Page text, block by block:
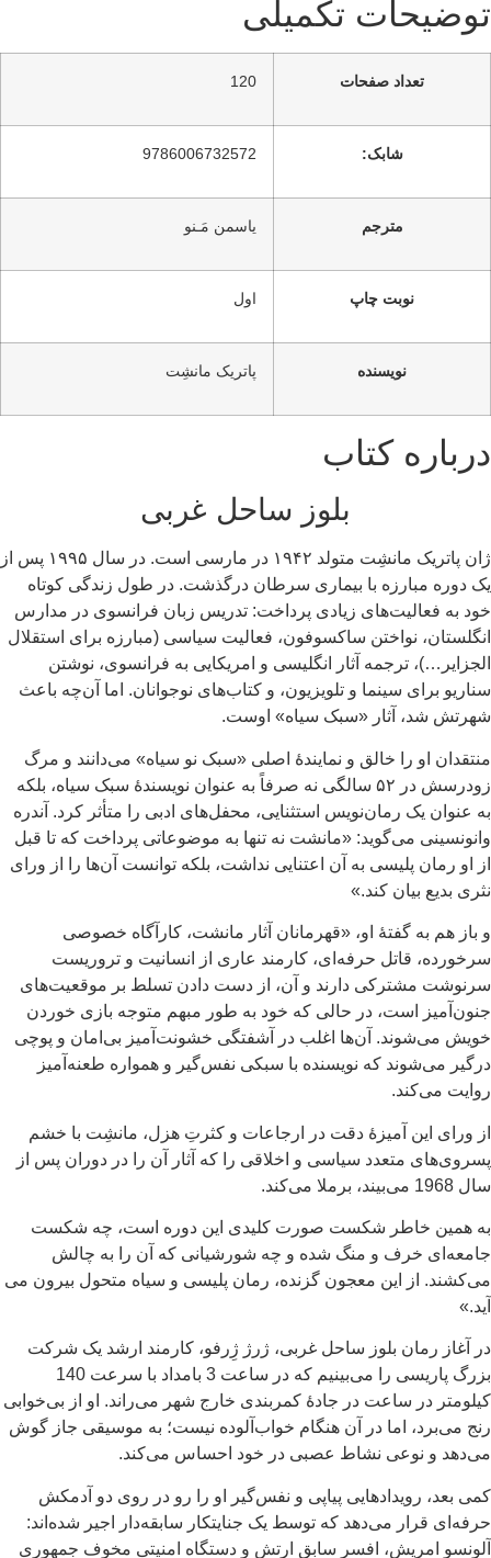
توضیحات تکمیلی
تعداد صفحات 120
شابک: 9786006732572
مترجم یاسمن مَـنو
نوبت چاپ اول
نویسنده پاتریک مانشِت
درباره کتاب
بلوز ساحل غربی
ژان پاتریک مانشِت متولد ۱۹۴۲ در مارسی است. در سال ۱۹۹۵ پس از
یک دوره مبارزه با بیماری سرطان درگذشت. در طول زندگی کوتاه
خود به فعالیت‌های زیادی پرداخت: تدریس زبان فرانسوی در مدارس
انگلستان، نواختن ساکسوفون، فعالیت سیاسی (مبارزه برای استقلال
الجزایر…)، ترجمه آثار انگلیسی و امریکایی به فرانسوی، نوشتن
سناریو برای سینما و تلویزیون، و کتاب‌های نوجوانان. اما آن‌چه باعث
شهرتش شد، آثار «سبک سیاه» اوست.
منتقدان او را خالق و نمایندۀ اصلی «سبک نو سیاه» می‌دانند و مرگ
زودرسش در ۵۲ سالگی نه صرفاً به عنوان نویسندۀ سبک سیاه، بلکه
به عنوان یک رمان‌نویس استثنایی، محفل‌های ادبی را متأثر کرد. آندره
وانونسینی می‌گوید: «مانشت نه تنها به موضوعاتی پرداخت که تا قبل
از او رمان پلیسی به آن اعتنایی نداشت، بلکه توانست آن‌ها را از ورای
نثری بدیع بیان کند.»
و باز هم به گفتۀ او، «قهرمانان آثار مانشت، کارآگاه خصوصی
سرخورده، قاتل حرفه‌ای، کارمند عاری از انسانیت و تروریست
سرنوشت مشترکی دارند و آن، از دست دادن تسلط بر موقعیت‌های
جنون‌آمیز است، در حالی که خود به طور مبهم متوجه بازی خوردن
خویش می‌شوند. آن‌ها اغلب در آشفتگی خشونت‌آمیز بی‌امان و پوچی
درگیر می‌شوند که نویسنده با سبکی نفس‌گیر و همواره طعنه‌آمیز
روایت می‌کند.
از ورای این آمیزۀ دقت در ارجاعات و کثرتِ هزل، مانشِت با خشم
پسروی‌های متعدد سیاسی و اخلاقی را که آثار آن را در دوران پس از
سال 1968 می‌بیند، برملا می‌کند.
به همین خاطر شکست صورت کلیدی این دوره است، چه شکست
جامعه‌ای خرف و منگ شده و چه شورشیانی که آن را به چالش
می‌کشند. از این معجون گزنده، رمان پلیسی و سیاه متحول بیرون می
آید.»
در آغاز رمان بلوز ساحل غربی، ژرژ ژِرفو، کارمند ارشد یک شرکت
بزرگ پاریسی را می‌بینیم که در ساعت 3 بامداد با سرعت 140
کیلومتر در ساعت در جادۀ کمربندی خارج شهر می‌راند. او از بی‌خوابی
رنج می‌برد، اما در آن هنگام خواب‌آلوده نیست؛ به موسیقی جاز گوش
می‌دهد و نوعی نشاط عصبی در خود احساس می‌کند.
کمی بعد، رویدادهایی پیاپی و نفس‌گیر او را رو در روی دو آدمکش
حرفه‌ای قرار می‌دهد که توسط یک جنایتکار سابقه‌دار اجیر شده‌اند:
آلونسو امریش، افسر سابق ارتش و دستگاه امنیتی مخوف جمهوری